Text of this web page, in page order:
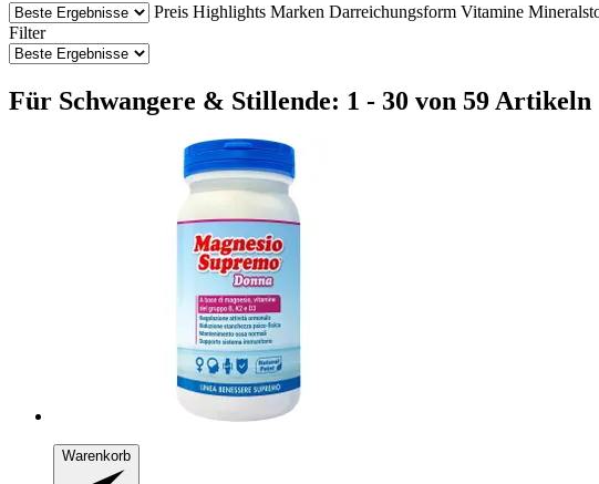
Preis Highlights Marken Darreichungsform Vitamine
Filter
Für Schwangere & Stillende: 1 - 30 von 59 Artikeln
Warenkorb